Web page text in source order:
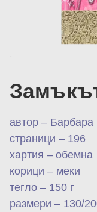
автор – Барбара
страници – 196
хартия – обемна
корици – меки
тегло – 150 г
размери – 130/